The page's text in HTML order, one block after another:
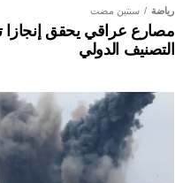
رياضة سنتين مضت
مصارع عراقي يحقق إنجازا
التصنيف الدولي